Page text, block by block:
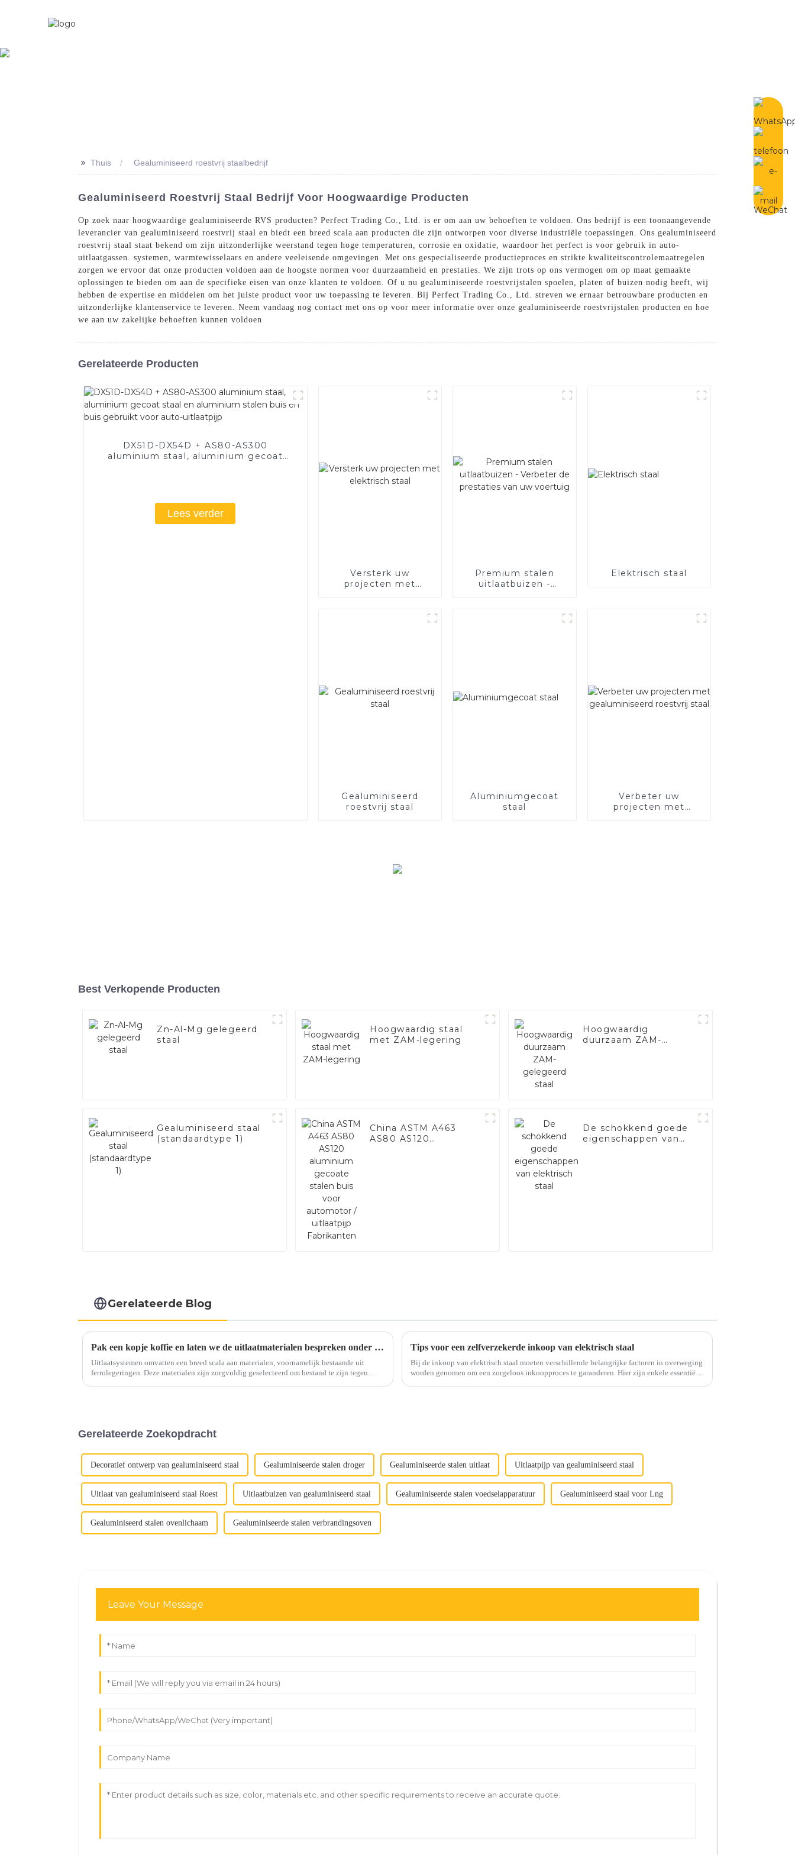
>> Thuis Gealuminiseerd roestvrij staalbedrijf
Gealuminiseerd Roestvrij Staal Bedrijf Voor Hoogwaardige Producten
Op zoek naar hoogwaardige gealuminiseerde RVS producten? Perfect Trading Co., Ltd. is er om aan uw behoeften te voldoen. Ons bedrijf is een toonaangevende
leverancier van gealuminiseerd roestvrij staal en biedt een breed scala aan producten die zijn ontworpen voor diverse industriële toepassingen. Ons gealuminiseerd
roestvrij staal staat bekend om zijn uitzonderlijke weerstand tegen hoge temperaturen, corrosie en oxidatie, waardoor het perfect is voor gebruik in auto-
uitlaatgassen. systemen, warmtewisselaars en andere veeleisende omgevingen. Met ons gespecialiseerde productieproces en strikte kwaliteitscontrolemaatregelen
zorgen we ervoor dat onze producten voldoen aan de hoogste normen voor duurzaamheid en prestaties. We zijn trots op ons vermogen om op maat gemaakte
oplossingen te bieden om aan de specifieke eisen van onze klanten te voldoen. Of u nu gealuminiseerde roestvrijstalen spoelen, platen of buizen nodig heeft, wij
hebben de expertise en middelen om het juiste product voor uw toepassing te leveren. Bij Perfect Trading Co., Ltd. streven we ernaar betrouwbare producten en
uitzonderlijke klantenservice te leveren. Neem vandaag nog contact met ons op voor meer informatie over onze gealuminiseerde roestvrijstalen producten en hoe
we aan uw zakelijke behoeften kunnen voldoen
Gerelateerde Producten
DX51D-DX54D + AS80-AS300
aluminium staal, aluminium gecoat
Lees verder
Versterk uw
projecten met
Premium stalen
uitlaatbuizen -
Elektrisch staal
Gealuminiseerd
roestvrij staal
Aluminiumgecoat
staal
Verbeter uw
projecten met
Best Verkopende Producten
Zn-Al-Mg gelegeerd
staal
Hoogwaardig staal
met ZAM-legering
Hoogwaardig
duurzaam ZAM-
Gealuminiseerd staal
(standaardtype 1)
China ASTM A463
AS80 AS120
De schokkend goede
eigenschappen van
Gerelateerde Blog
Pak een kopje koffie en laten we de uitlaatmaterialen bespreken onder een kopje
Uitlaatsystemen omvatten een breed scala aan materialen, voornamelijk bestaande uit
ferrolegeringen. Deze materialen zijn zorgvuldig geselecteerd om bestand te zijn tegen
Tips voor een zelfverzekerde inkoop van elektrisch staal
Bij de inkoop van elektrisch staal moeten verschillende belangrijke factoren in overweging
worden genomen om een ​​zorgeloos inkoopproces te garanderen. Hier zijn enkele essentiële
Gerelateerde Zoekopdracht
Decoratief ontwerp van gealuminiseerd staal Gealuminiseerde stalen droger Gealuminiseerde stalen uitlaat Uitlaatpijp van gealuminiseerd staal
Uitlaat van gealuminiseerd staal Roest Uitlaatbuizen van gealuminiseerd staal Gealuminiseerde stalen voedselapparatuur Gealuminiseerd staal voor Lng
Gealuminiseerd stalen ovenlichaam Gealuminiseerde stalen verbrandingsoven
Leave Your Message